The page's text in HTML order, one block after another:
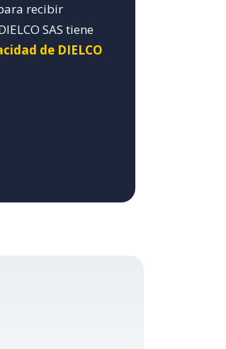
recibir
SAS tiene
de DIELCO